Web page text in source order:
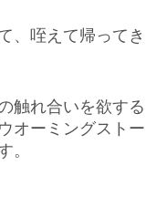
、咥えて帰ってき
触れ合いを欲する
オーミングストー